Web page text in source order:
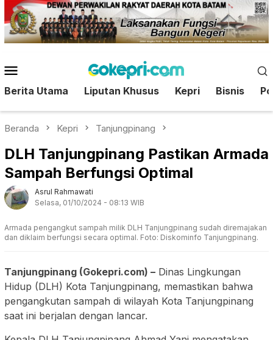
Loncat
ke
konten
Mobile
Berita Utama Liputan Khusus Kepri Bisnis
Beranda Kepri Tanjungpinang
DLH Tanjungpinang Pastikan Armada
Sampah Berfungsi Optimal
Asrul Rahmawati
Selasa, 01/10/2024 - 08:13 WIB
Armada pengangkut sampah milik DLH Tanjungpinang sudah diremajakan
dan diklaim berfungsi secara optimal. Foto: Diskominfo Tanjungpinang.
Tanjungpinang (Gokepri.com) – Dinas Lingkungan
Hidup (DLH) Kota Tanjungpinang, memastikan bahwa
pengangkutan sampah di wilayah Kota Tanjungpinang
saat ini berjalan dengan lancar.